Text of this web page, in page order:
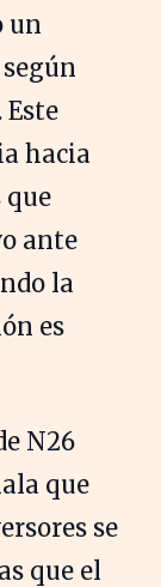
un
según
. Este
hacia
que
ante
la
es
N26
que
se
que el